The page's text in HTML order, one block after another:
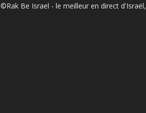
©Rak Be Israel - le meilleur en direct d'Israël,